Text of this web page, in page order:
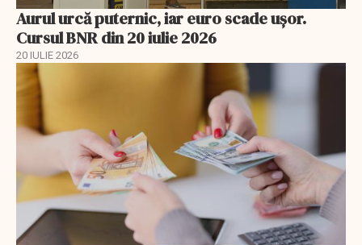
Aurul urcă puternic, iar euro scade ușor.
Cursul BNR din 20 iulie 2026
20 IULIE 2026